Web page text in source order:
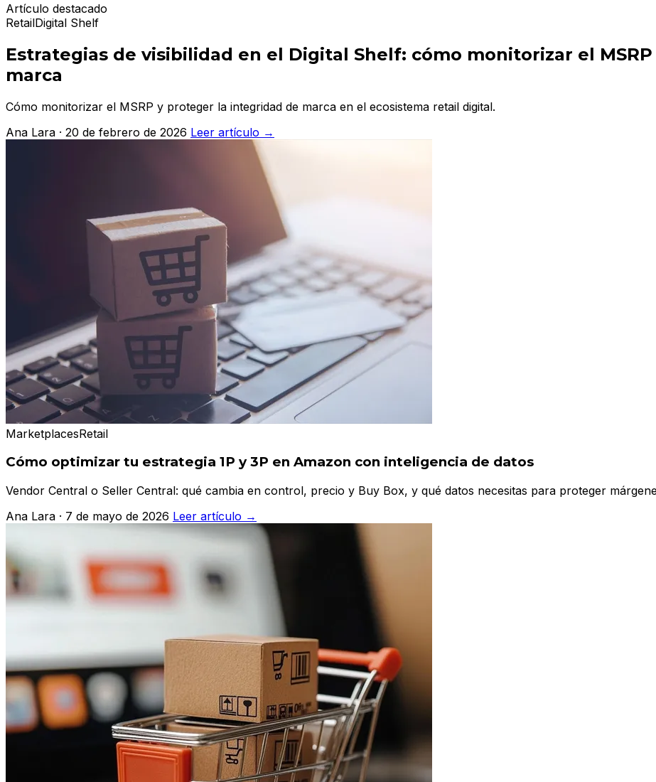
Artículo destacado
RetailDigital Shelf
Estrategias de visibilidad en el Digital Shelf: cómo monitorizar el
marca
Cómo monitorizar el MSRP y proteger la integridad de marca en el ecosistema retail digital.
Ana Lara · 20 de febrero de 2026 Leer artículo →
MarketplacesRetail
Cómo optimizar tu estrategia 1P y 3P en Amazon con inteligencia de datos
Vendor Central o Seller Central: qué cambia en control, precio y Buy Box, y qué datos necesitas para proteger
Ana Lara · 7 de mayo de 2026 Leer artículo →